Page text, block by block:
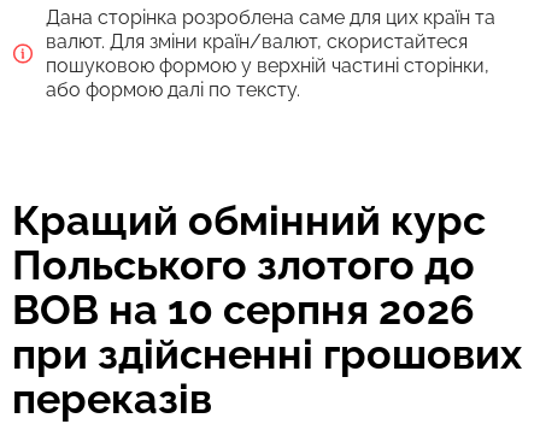
Швидкий
293.53 BOB
Дана сторінка розроблена саме для цих країн та
валют. Для зміни країн/валют, скористайтеся
пошуковою формою у верхній частині сторінки,
або формою далі по тексту.
Кращий обмінний курс
Польського злотого до
BOB на 10 серпня 2026
при здійсненні грошових
переказів